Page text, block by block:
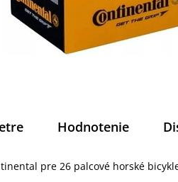
Hodnotenie
pre 26 palcové horské